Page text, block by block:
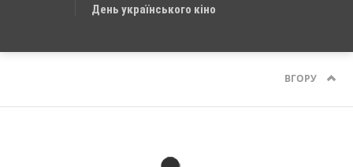
День українського кіно
ВГОРУ